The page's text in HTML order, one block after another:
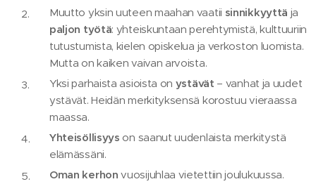
Muutto yksin uuteen maahan vaatii sinnikkyyttä ja
paljon työtä: yhteiskuntaan perehtymistä, kulttuuriin
tutustumista, kielen opiskelua ja verkoston luomista.
Mutta on kaiken vaivan arvoista.
Yksi parhaista asioista on ystävät – vanhat ja uudet
ystävät. Heidän merkityksensä korostuu vieraassa
maassa.
Yhteisöllisyys on saanut uudenlaista merkitystä
elämässäni.
Oman kerhon vuosijuhlaa vietettiin joulukuussa.